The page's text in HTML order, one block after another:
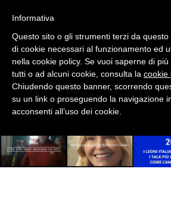
MOBILE
PROMOZIONI
PRODOTTI
CSR
Informativa
Questo sito o gli strumenti terzi da
di cookie necessari al funzionamento ed
nella cookie policy. Se vuoi saperne di
tutti o ad alcuni cookie, consulta la cookie
Chiudendo questo banner, scorrendo
su un link o proseguendo la navigazione
acconsenti all’uso dei cookie.